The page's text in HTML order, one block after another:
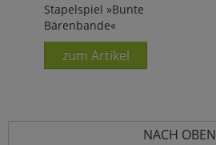
Stapelspiel »Bunte
Bärenbande«
zum Artikel
NACH OBEN